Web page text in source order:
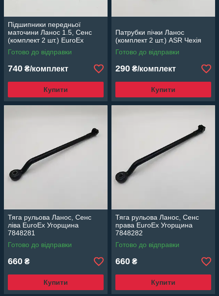
Підшипники передньої
маточини Ланос 1.5, Сенс
(комплект 2 шт.) EuroEx
Угорщина
Готово до відправки
740 ₴/комплект
Купити
Патрубки пічки Ланос
(комплект 2 шт.) ASR Чехія
Готово до відправки
290 ₴/комплект
Купити
Тяга рульова Ланос, Сенс
ліва EuroEx Угорщина
7848281
Готово до відправки
660 ₴
Купити
Тяга рульова Ланос, Сенс
права EuroEx Угорщина
7848282
Готово до відправки
660 ₴
Купити